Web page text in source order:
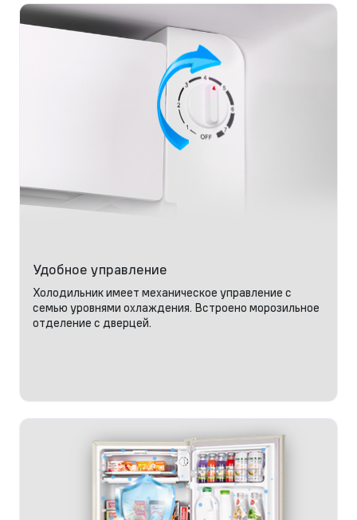
Удобное управление
Холодильник имеет механическое управление с
семью уровнями охлаждения. Встроено морозильное
отделение с дверцей.